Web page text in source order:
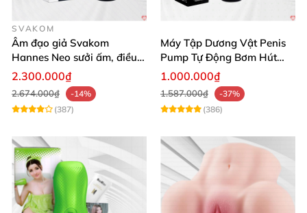
SVAKOM
Âm đạo giả Svakom
Hannes Neo sưởi ấm, điều
khiển app thông minh
2.300.000₫
2.674.000₫
-14%
(387)
Máy Tập Dương Vật Penis
Pump Tự Động Bơm Hút
Kích Thước Lớn
1.000.000₫
1.587.000₫
-37%
(386)